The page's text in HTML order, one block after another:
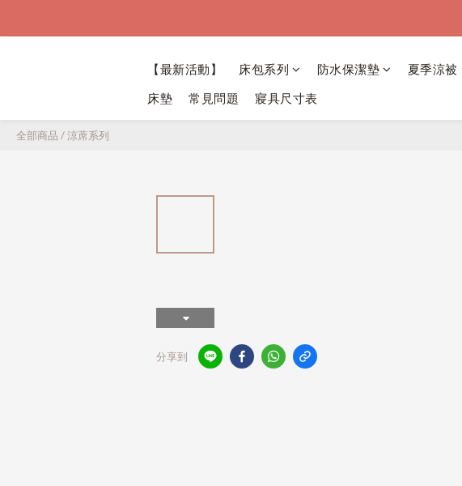
【最新活動】 床包系列 防水保潔墊 夏季涼被
床墊
常見問題 寢具尺寸表
全部商品 /涼蓆系列
分享到